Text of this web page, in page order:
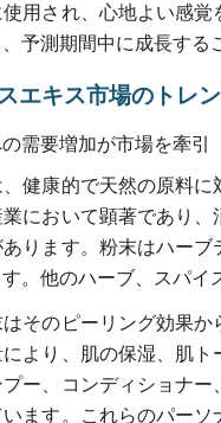
用され、心地よい感
予測期間中に成長する
エキス市場のトレ
需要増加が市場を牽引
健康的で天然の原料
において顕著であり
ります。粉末はハー
。他のハーブ、スパイ
そのピーリング効果
より、肌の保湿、肌
ー、コンディショナ
ます。これらのパー